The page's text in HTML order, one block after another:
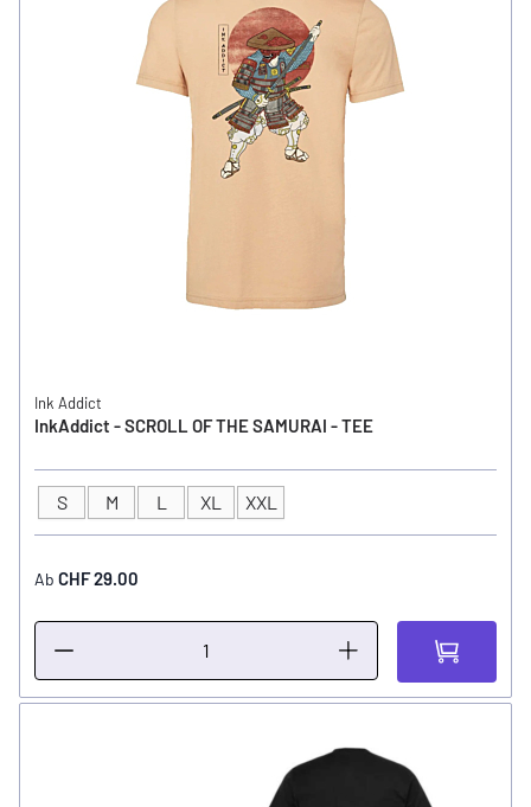
Ink Addict
InkAddict - SCROLL OF THE SAMURAI - TEE
GRÖSSE
S M L XL XXL
Ab CHF 29.00